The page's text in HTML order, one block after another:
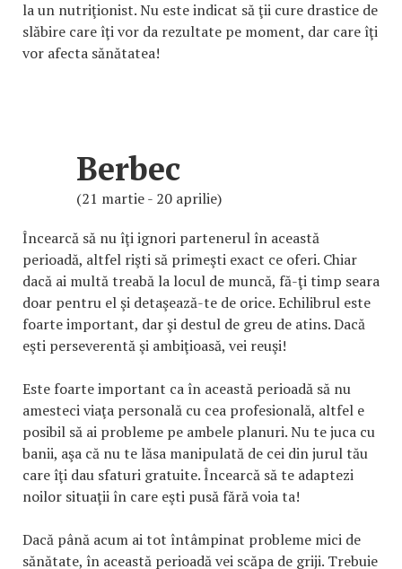
la un nutriţionist. Nu este indicat să ţii cure drastice de
slăbire care îţi vor da rezultate pe moment, dar care îţi
vor afecta sănătatea!
Berbec
(21 martie - 20 aprilie)
Încearcă să nu îţi ignori partenerul în această
perioadă, altfel rişti să primeşti exact ce oferi. Chiar
dacă ai multă treabă la locul de muncă, fă-ţi timp seara
doar pentru el şi detaşează-te de orice. Echilibrul este
foarte important, dar şi destul de greu de atins. Dacă
eşti perseverentă şi ambiţioasă, vei reuşi!
Este foarte important ca în această perioadă să nu
amesteci viaţa personală cu cea profesională, altfel e
posibil să ai probleme pe ambele planuri. Nu te juca cu
banii, aşa că nu te lăsa manipulată de cei din jurul tău
care îţi dau sfaturi gratuite. Încearcă să te adaptezi
noilor situaţii în care eşti pusă fără voia ta!
Dacă până acum ai tot întâmpinat probleme mici de
sănătate, în această perioadă vei scăpa de griji. Trebuie